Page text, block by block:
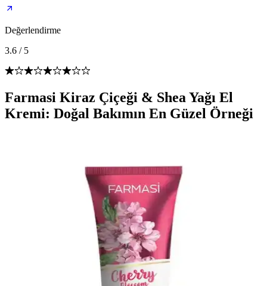
Değerlendirme
3.6 / 5
Farmasi Kiraz Çiçeği & Shea Yağı El
Kremi: Doğal Bakımın En Güzel Örneği